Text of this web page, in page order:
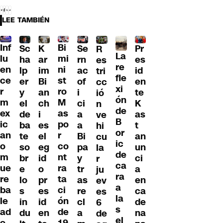
LEE TAMBIÉN
Inf
lu
en
ce
r
m
ex
ic
an
o
m
ue
re
ba
le
ad
Sc
ha
lp
er
y
el
de
ba
te
so
br
e
lo
s
in
du
K
ar
im
Bi
an
ch
i
es
el
eg
id
o
pr
es
id
en
Bi
mi
ni
st
ro
M
as
po
r
co
nt
ra
ta
ci
ón
de
Se
rn
ac
of
i
ci
a
a
Bi
pa
y
tr
as
re
cl
a
R
es
tri
cc
ió
n
ve
hi
cu
la
r
ju
ev
es
6
de
La
re
fle
xi
ón
de
B
or
ic
de
ca
ra
a
la
s
Pr
es
id
en
te
K
as
t
an
un
ci
a
en
ca
de
na